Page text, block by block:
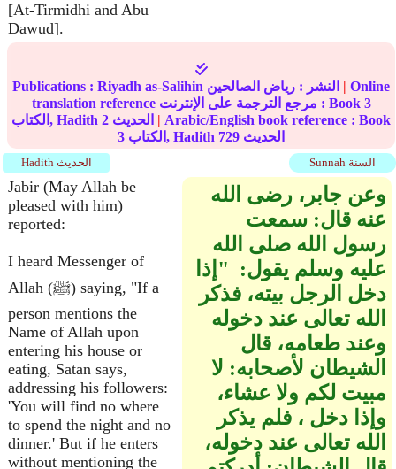
[At-Tirmidhi and Abu
Dawud].
Publications : Riyadh as-Salihin النشر : رياض الصالحين | Online
translation reference مرجع الترجمة على الإنترنت : Book 3
الكتاب, Hadith 2 | Arabic/English book reference : Book
3
الكتاب, Hadith 729 الحديث
Sunnah السنة Hadith الحديث
Jabir (May Allah be
pleased with him)
reported:
I heard Messenger of
Allah (ﷺ) saying, "If a
person mentions the
Name of Allah upon
entering his house or
eating, Satan says,
addressing his followers:
'You will find no where
to spend the night and no
dinner.' But if he enters
without mentioning the
وعن جابر، رضى الله
عنه قال‏:‏ سمعت
رسول الله صلى الله
عليه وسلم يقول‏:‏ ‏ "‏إذا
دخل الرجل بيته، فذكر
الله تعالى عند دخوله
وعند طعامه، قال
الشيطان لأصحابه‏:‏ لا
مبيت لكم ولا عشاء،
وإذا دخل ، فلم يذكر
الله تعالى عند دخوله،